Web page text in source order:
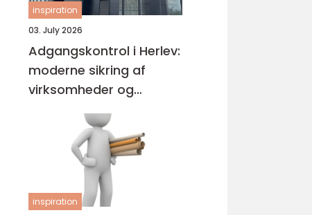
inspiration
03. July 2026
Adgangskontrol i Herlev:
moderne sikring af
virksomheder og
ejendomme
inspiration